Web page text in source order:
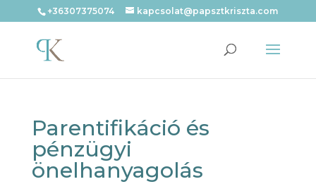
+36307375074 kapcsolat@papsztkriszta.com
Parentifikáció és
pénzügyi
önelhanyagolás